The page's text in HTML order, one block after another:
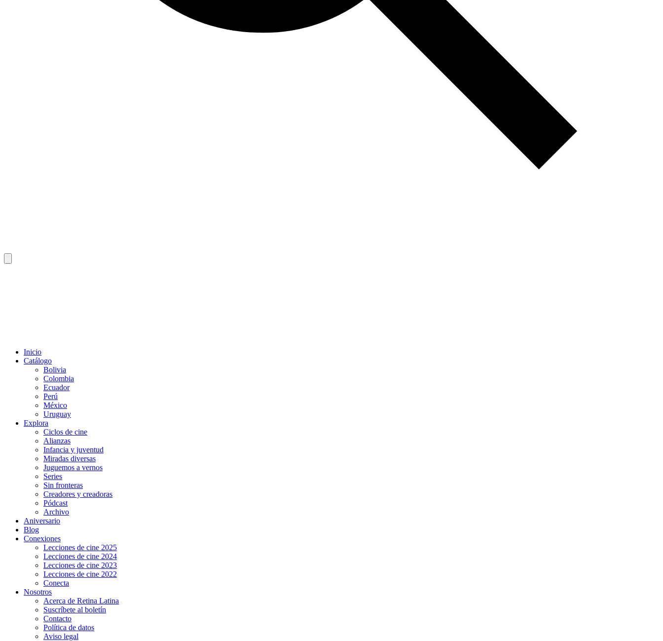
Inicio
Catálogo
Bolivia
Colombia
Ecuador
Perú
México
Uruguay
Explora
Ciclos de cine
Alianzas
Infancia y juventud
Miradas diversas
Juguemos a vernos
Series
Sin fronteras
Creadores y creadoras
Pódcast
Archivo
Aniversario
Blog
Conexiones
Lecciones de cine 2025
Lecciones de cine 2024
Lecciones de cine 2023
Lecciones de cine 2022
Conecta
Nosotros
Acerca de Retina Latina
Suscríbete al boletín
Contacto
Política de datos
Aviso legal